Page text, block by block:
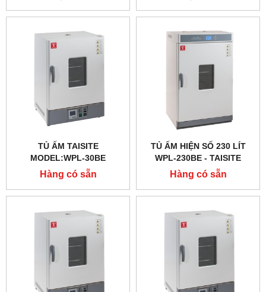
TỦ ẤM TAISITE
MODEL:WPL-30BE
Hàng có sẵn
TỦ ẤM HIỆN SỐ 230 LÍT
WPL-230BE - TAISITE
Hàng có sẵn